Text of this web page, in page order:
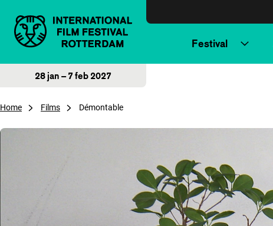
Festival
28 jan – 7 feb 2027
Home Films Démontable